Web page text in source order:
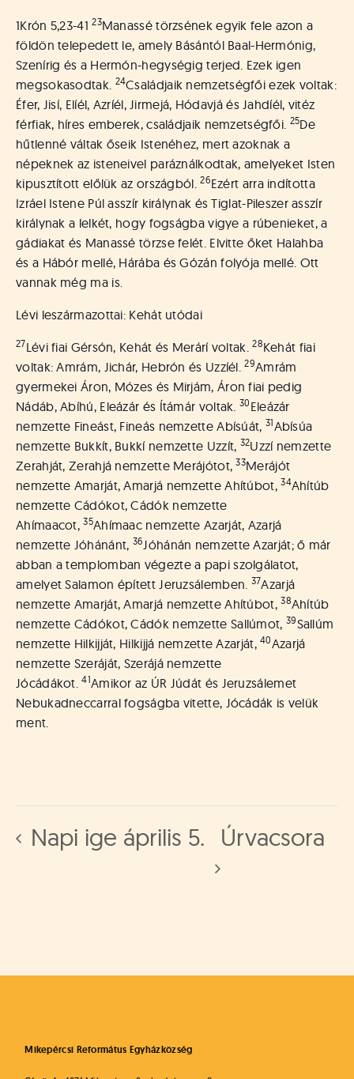
1Krón 5,23-4123Manassé törzsének egyik fele azon a
földön telepedett le, amely Básántól Baal-Hermónig,
Szenírig és a Hermón-hegységig terjed. Ezek igen
megsokasodtak. 24Családjaik nemzetségfői ezek voltak:
Éfer, Jisí, Elíél, Azríél, Jirmejá, Hódavjá és Jahdíél, vitéz
férfiak, híres emberek, családjaik nemzetségfői. 25De
hűtlenné váltak őseik Istenéhez, mert azoknak a
népeknek az isteneivel paráználkodtak, amelyeket Isten
kipusztított előlük az országból.26Ezért arra indította
Izráel Istene Púl asszír királynak és Tiglat-Pileszer asszír
királynak a lelkét, hogy fogságba vigye a rúbenieket, a
gádiakat és Manassé törzse felét. Elvitte őket Halahba
és a Hábór mellé, Hárába és Gózán folyója mellé. Ott
vannak még ma is.
Lévi leszármazottai: Kehát utódai
27Lévi fiai Gérsón, Kehát és Merárí voltak.28Kehát fiai
voltak: Amrám, Jichár, Hebrón és Uzzíél.29Amrám
gyermekei Áron, Mózes és Mirjám, Áron fiai pedig
Nádáb, Abíhú, Eleázár és Ítámár voltak.30 Eleázár
nemzette Fineást, Fineás nemzette Abísúát, 31Abísúa
nemzette Bukkít, Bukkí nemzette Uzzít, 32Uzzí nemzette
Zerahját, Zerahjá nemzette Merájótot,33Merájót
nemzette Amarját, Amarjá nemzette Ahítúbot,34Ahítúb
nemzette Cádókot, Cádók nemzette
Ahímaacot,35Ahímaac nemzette Azarját, Azarjá
nemzette Jóhánánt, 36Jóhánán nemzette Azarját; ő már
abban a templomban végezte a papi szolgálatot,
amelyet Salamon épített Jeruzsálemben. 37Azarjá
nemzette Amarját, Amarjá nemzette Ahítúbot,38Ahítúb
nemzette Cádókot, Cádók nemzette Sallúmot, 39Sallúm
nemzette Hilkijját, Hilkijjá nemzette Azarját,40Azarjá
nemzette Szeráját, Szerájá nemzette
Jócádákot.41Amikor az ÚR Júdát és Jeruzsálemet
Nebukadneccarral fogságba vitette, Jócádák is velük
ment.
Napi ige április 5. Úrvacsora
Mikepércsi Református Egyházközség